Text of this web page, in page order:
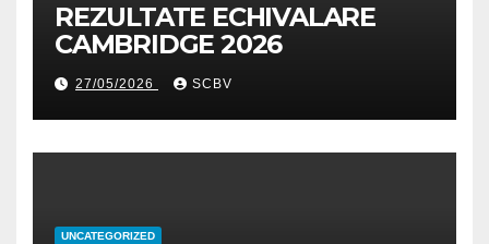
REZULTATE ECHIVALARE
CAMBRIDGE 2026
27/05/2026 SCBV
UNCATEGORIZED